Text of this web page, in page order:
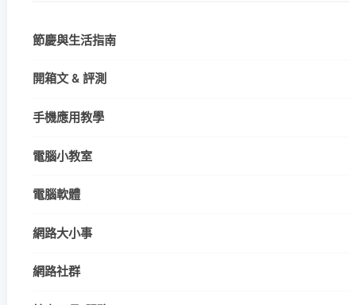
節慶與生活指南
開箱文 & 評測
手機應用教學
電腦小教室
電腦軟體
網路大小事
網路社群